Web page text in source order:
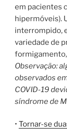
em pacientes
hipermóveis).
interrompido,
variedade de
Observação:
observados
COVID-19
síndrome de
• Tornar-se